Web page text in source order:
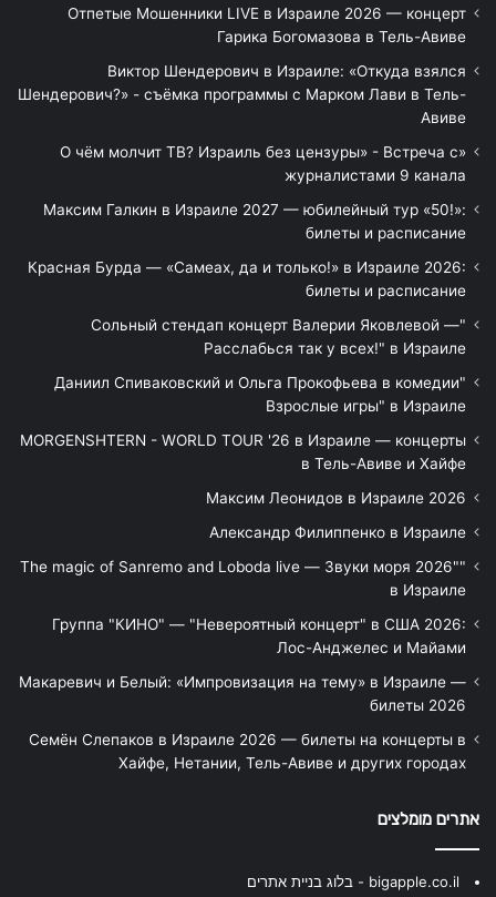
Отпетые Мошенники LIVE в Израиле 2026 — концерт
Гарика Богомазова в Тель-Авиве
Виктор Шендерович в Израиле: «Откуда взялся
Шендерович?» - съёмка программы с Марком Лави в Тель-
Авиве
«О чём молчит ТВ? Израиль без цензуры» - Встреча с
журналистами 9 канала
Максим Галкин в Израиле 2027 — юбилейный тур «50!»:
билеты и расписание
Красная Бурда — «Самеах, да и только!» в Израиле 2026:
билеты и расписание
"Сольный стендап концерт Валерии Яковлевой —
Расслабься так у всех!" в Израиле
"Даниил Спиваковский и Ольга Прокофьева в комедии
Взрослые игры" в Израиле
MORGENSHTERN - WORLD TOUR '26 в Израиле — концерты
в Тель-Авиве и Хайфе
Максим Леонидов в Израиле 2026
Александр Филиппенко в Израиле
"The magic of Sanremo and Loboda live — Звуки моря 2026"
в Израиле
Группа "КИНО" — "Невероятный концерт" в США 2026:
Лос-Анджелес и Майами
Макаревич и Белый: «Импровизация на тему» в Израиле —
билеты 2026
Семён Слепаков в Израиле 2026 — билеты на концерты в
Хайфе, Нетании, Тель-Авиве и других городах
אתרים מומלצים
bigapple.co.il - בלוג בניית אתרים